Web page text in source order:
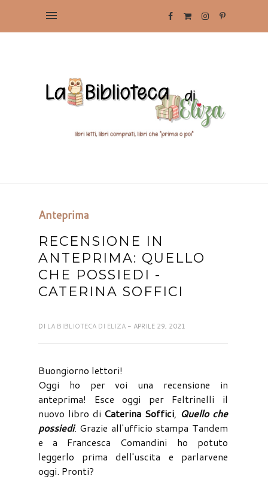
Anteprima
RECENSIONE IN
ANTEPRIMA: QUELLO
CHE POSSIEDI -
CATERINA SOFFICI
DI LA BIBLIOTECA DI ELIZA - APRILE 29, 2021
Buongiorno lettori!
Oggi ho per voi una recensione in
anteprima! Esce oggi per Feltrinelli il
nuovo libro di Caterina Soffici, Quello che
possiedi. Grazie all'ufficio stampa Tandem
e a Francesca Comandini ho potuto
leggerlo prima dell'uscita e parlarvene
oggi. Pronti?